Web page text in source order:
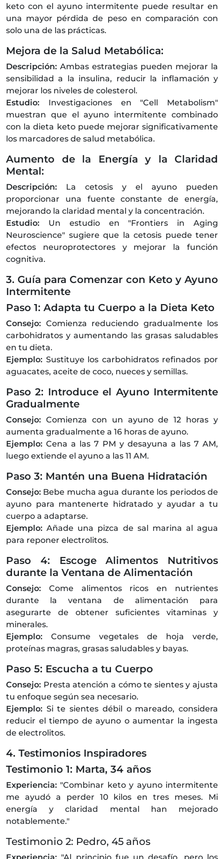
keto con el ayuno intermitente puede resultar en
una mayor pérdida de peso en comparación con
solo una de las prácticas.
Mejora de la Salud Metabólica:
Descripción: Ambas estrategias pueden mejorar la
sensibilidad a la insulina, reducir la inflamación y
mejorar los niveles de colesterol.
Estudio: Investigaciones en "Cell Metabolism"
muestran que el ayuno intermitente combinado
con la dieta keto puede mejorar significativamente
los marcadores de salud metabólica.
Aumento de la Energía y la Claridad
Mental:
Descripción: La cetosis y el ayuno pueden
proporcionar una fuente constante de energía,
mejorando la claridad mental y la concentración.
Estudio: Un estudio en "Frontiers in Aging
Neuroscience" sugiere que la cetosis puede tener
efectos neuroprotectores y mejorar la función
cognitiva.
3. Guía para Comenzar con Keto y Ayuno
Intermitente
Paso 1: Adapta tu Cuerpo a la Dieta Keto
Consejo: Comienza reduciendo gradualmente los
carbohidratos y aumentando las grasas saludables
en tu dieta.
Ejemplo: Sustituye los carbohidratos refinados por
aguacates, aceite de coco, nueces y semillas.
Paso 2: Introduce el Ayuno Intermitente
Gradualmente
Consejo: Comienza con un ayuno de 12 horas y
aumenta gradualmente a 16 horas de ayuno.
Ejemplo: Cena a las 7 PM y desayuna a las 7 AM,
luego extiende el ayuno a las 11 AM.
Paso 3: Mantén una Buena Hidratación
Consejo: Bebe mucha agua durante los periodos de
ayuno para mantenerte hidratado y ayudar a tu
cuerpo a adaptarse.
Ejemplo:Añade una pizca de sal marina al agua
para reponer electrolitos.
Paso 4: Escoge Alimentos Nutritivos
durante la Ventana de Alimentación
Consejo: Come alimentos ricos en nutrientes
durante la ventana de alimentación para
asegurarte de obtener suficientes vitaminas y
minerales.
Ejemplo: Consume vegetales de hoja verde,
proteínas magras, grasas saludables y bayas.
Paso 5: Escucha a tu Cuerpo
Consejo: Presta atención a cómo te sientes y ajusta
tu enfoque según sea necesario.
Ejemplo: Si te sientes débil o mareado, considera
reducir el tiempo de ayuno o aumentar la ingesta
de electrolitos.
4. Testimonios Inspiradores
Testimonio 1: Marta, 34 años
Experiencia: "Combinar keto y ayuno intermitente
me ayudó a perder 10 kilos en tres meses. Mi
energía y claridad mental han mejorado
notablemente."
Testimonio 2: Pedro, 45 años